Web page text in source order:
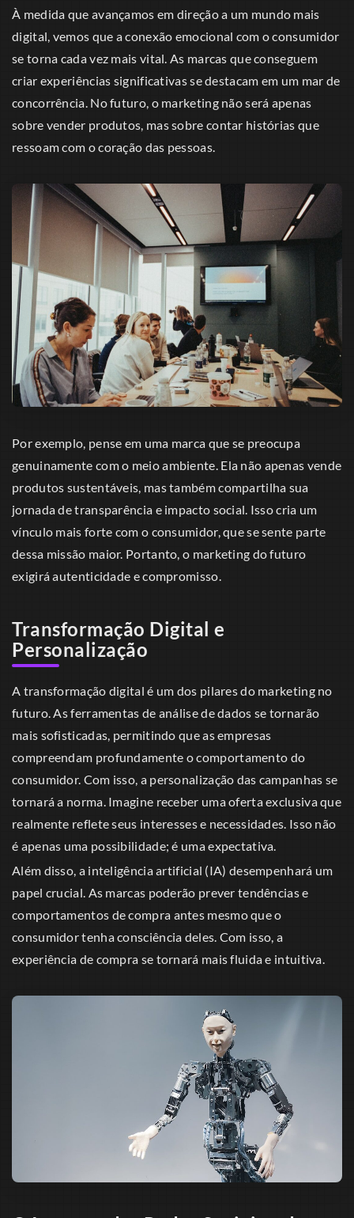
À medida que avançamos em direção a um mundo mais
digital, vemos que a conexão emocional com o consumidor
se torna cada vez mais vital. As marcas que conseguem
criar experiências significativas se destacam em um mar de
concorrência. No futuro, o marketing não será apenas
sobre vender produtos, mas sobre contar histórias que
ressoam com o coração das pessoas.
Por exemplo, pense em uma marca que se preocupa
genuinamente com o meio ambiente. Ela não apenas vende
produtos sustentáveis, mas também compartilha sua
jornada de transparência e impacto social. Isso cria um
vínculo mais forte com o consumidor, que se sente parte
dessa missão maior. Portanto, o marketing do futuro
exigirá autenticidade e compromisso.
Transformação Digital e
Personalização
A transformação digital é um dos pilares do marketing no
futuro. As ferramentas de análise de dados se tornarão
mais sofisticadas, permitindo que as empresas
compreendam profundamente o comportamento do
consumidor. Com isso, a personalização das campanhas se
tornará a norma. Imagine receber uma oferta exclusiva que
realmente reflete seus interesses e necessidades. Isso não
é apenas uma possibilidade; é uma expectativa.
Além disso, a inteligência artificial (IA) desempenhará um
papel crucial. As marcas poderão prever tendências e
comportamentos de compra antes mesmo que o
consumidor tenha consciência deles. Com isso, a
experiência de compra se tornará mais fluida e intuitiva.